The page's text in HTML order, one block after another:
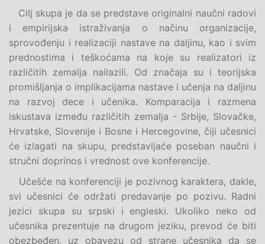
Cilj skupa je da se predstave originalni naučni radovi
i empirijska istraživanja o načinu organizacije,
sprovođenju i realizaciji nastave na daljinu, kao i svim
prednostima i teškoćama na koje su realizatori iz
različitih zemalja nailazili. Od značaja su i teorijska
promišljanja o implikacijama nastave i učenja na daljinu
na razvoj dece i učenika. Komparacija i razmena
iskustava između različitih zemalja - Srbije, Slovačke,
Hrvatske, Slovenije i Bosne i Hercegovine, čiji učesnici
će izlagati na skupu, predstavljaće poseban naučni i
stručni doprinos i vrednost ove konferencije.
Učešće na konferenciji je pozivnog karaktera, dakle,
svi učesnici će održati predavanje po pozivu. Radni
jezici skupa su srpski i engleski. Ukoliko neko od
učesnika prezentuje na drugom jeziku, prevod će biti
obezbeđen, uz obavezu od strane učesnika da se